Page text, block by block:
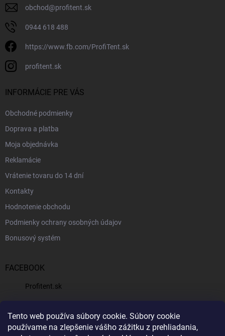
Tento web používa súbory cookie. Súbory cookie
používame na zlepšenie vášho zážitku z prehliadania,
obchod@profitent.sk
0944 618 488
https://www.fb.com/ProfiTent.sk
profitent.sk
INFORMÁCIE PRE VÁS
Obchodné podmienky
Doprava a platba
Moja objednávka
Reklamácie
Vrátenie tovaru do 14 dní
Kontakty
Hodnotenie obchodu
Podmienky ochrany osobných údajov
Bonusový systém
FACEBOOK
Profitent.sk
PRIJÍMAME ONLINE PLATBY